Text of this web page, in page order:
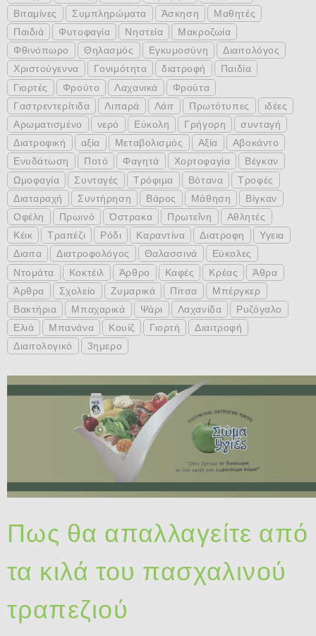
Βιταμίνες
Συμπληρώματα Άσκηση
Μαθητές
Παιδιά
Φυτοφαγία Νηστεία
Μακροζωία
Φθινόπωρο
Θηλασμός Εγκυμοσύνη
Διαιτολόγος
Χριστούγεννα
Γονιμότητα διατροφή
Παιδία
Γιορτές
Φρούτο Λαχανικά
Φρούτα
Γαστρεντερίτιδα
Λιπαρά Λάιτ Πρωτότυπες
ιδέες
Αρωματισμένο
νερό Εύκολη Γρήγορη
συνταγή
Διατροφική
αξία Μεταβολισμός Αξία
Αβοκάντο
Ενυδάτωση
Ποτό Φαγητά Χορτοφαγία
Βέγκαν
Ωμοφαγία
Συνταγές Τρόφιμα Βότανα
Τροφές
Διαταραχή
Συντήρηση Βάρος Μάθηση
Βίγκαν
Οφέλη
Πρωινό Όστρακα Πρωτεΐνη
Αθλητές
Κέικ
Τραπέζι Ρόδι Καραντίνα Διατροφη
Υγεια
Διαιτα
Διατροφολόγος Θαλασσινά
Εύκολες
Ντομάτα
Κοκτέιλ Άρθρο Καφές Κρέας
Άθρα
Άρθρα
Σχολείο Ζυμαρικά Πίτσα
Μπέργκερ
Βακτήρια
Μπαχαρικά Ψάρι Λαχανίδα
Ρυζόγαλο
Ελιά
Μπανάνα Κουίζ Γιορτή
Διαιτροφή
Διαιτολογικό
3ημερο
Πως θα απαλλαγείτε από
τα κιλά του πασχαλινού
τραπεζιού